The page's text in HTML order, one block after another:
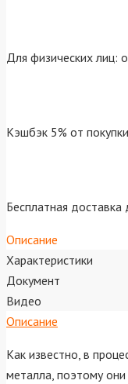
Для физических лиц:
Кэшбэк 5% от
Бесплатная
Описание
Характеристики
Документ
Видео
Описание
Как известно, в
металла, поэтому